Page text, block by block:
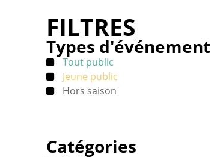
FILTRES
Types d'événement
Tout public
Jeune public
Hors saison
Catégories